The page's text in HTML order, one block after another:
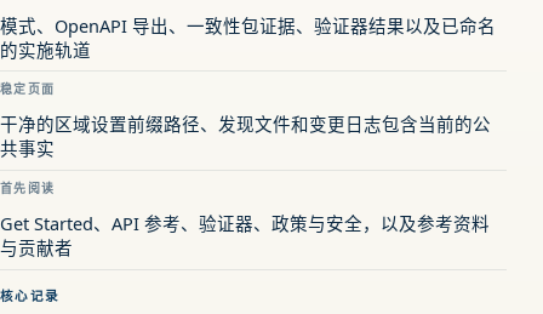
模式、OpenAPI 导出、一致性包证据、验证器结果以及已命名
的实施轨道
稳定页面
干净的区域设置前缀路径、发现文件和变更日志包含当前的公
共事实
首先阅读
Get Started、API 参考、验证器、政策与安全，以及参考资料
与贡献者
核心记录